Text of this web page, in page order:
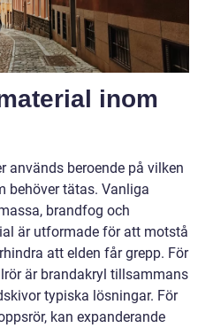
inom
används beroende på vilken
behöver tätas. Vanliga
brandfog och
är utformade för att motstå
att elden får grepp. För
är brandakryl tillsammans
typiska lösningar. För
kan expanderande